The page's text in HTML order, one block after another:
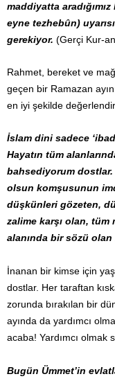
maddiyatta
eyne tezhebûn)
gerekiyor. (Gerçi Kur-
Rahmet, bereket ve
geçen bir Ramazan
en iyi şekilde
İslam dini sadece
Hayatın tüm
bahsediyorum
olsun komşusunun
düşkünleri gözeten,
zalime karşı olan, tüm
alanında bir sözü
İnanan bir kimse için
dostlar. Her taraftan
zorunda bırakılan bir
ayında da yardımcı
acaba! Yardımcı olmak
Bugün Ümmet’in